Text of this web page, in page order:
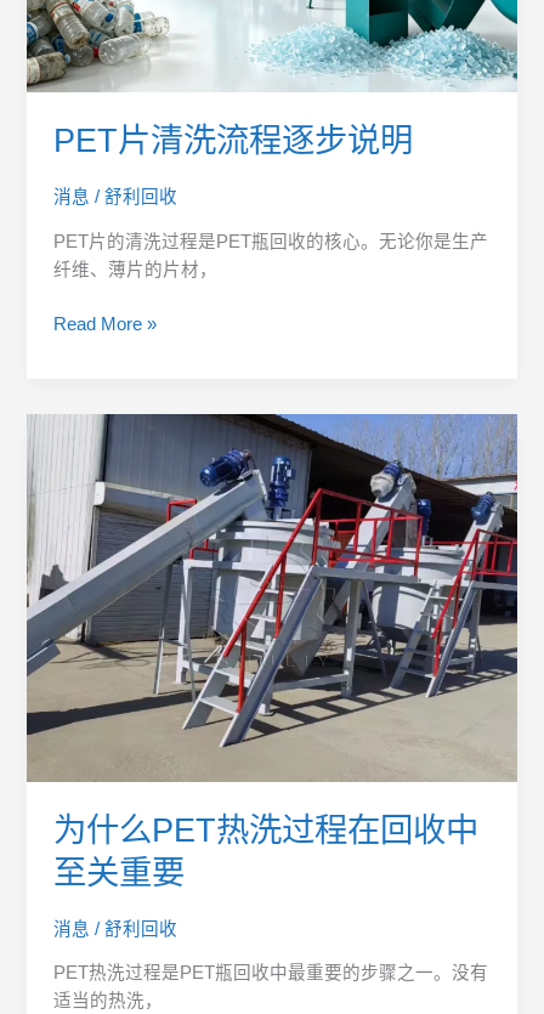
PET片清洗流程逐步说明
消息 /舒利回收
PET片的清洗过程是PET瓶回收的核心。无论你是生产
纤维、薄片的片材，
Read More »
为什么PET热洗过程在回收中
至关重要
消息 /舒利回收
PET热洗过程是PET瓶回收中最重要的步骤之一。没有
适当的热洗，
么
PET
洗
过
程
在
收
中
重
要